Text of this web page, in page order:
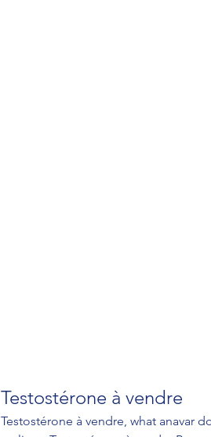
Testostérone à vendre
Testostérone à vendre, what anavar